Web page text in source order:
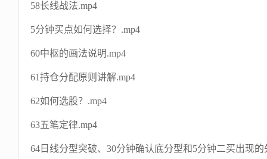
58长线战法.mp4
5分钟买点如何选择？.mp4
60中枢的画法说明.mp4
61持仓分配原则讲解.mp4
62如何选股？.mp4
63五笔定律.mp4
64日线分型突破、30分钟确认底分型和5分钟二买出现的